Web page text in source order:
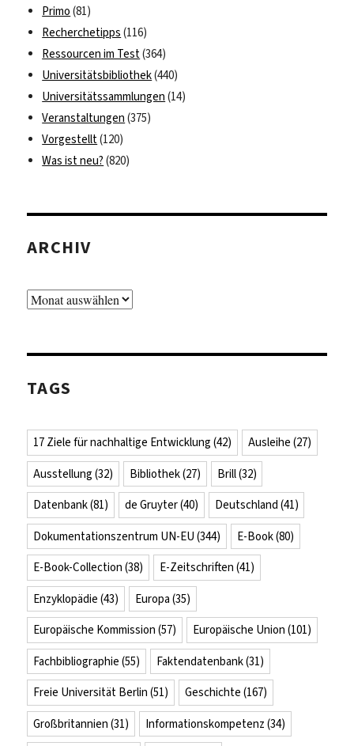
Primo (81)
Recherchetipps (116)
Ressourcen im Test(364)
Universitätsbibliothek(440)
Universitätssammlungen (14)
Veranstaltungen (375)
Vorgestellt(120)
Was ist neu? (820)
ARCHIV
Archiv
TAGS
17 Ziele für nachhaltige Entwicklung (42) Ausleihe (27)
Ausstellung (32) Bibliothek(27) Brill(32)
Datenbank(81) de Gruyter(40) Deutschland (41)
Dokumentationszentrum UN-EU (344) E-Book(80)
E-Book-Collection (38) E-Zeitschriften (41)
Enzyklopädie (43) Europa (35)
Europäische Kommission (57) Europäische Union (101)
Fachbibliographie (55) Faktendatenbank(31)
Freie Universität Berlin (51) Geschichte (167)
Großbritannien (31) Informationskompetenz (34)